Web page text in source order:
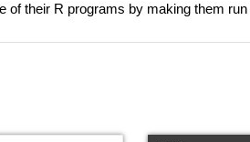
of their R programs by making them